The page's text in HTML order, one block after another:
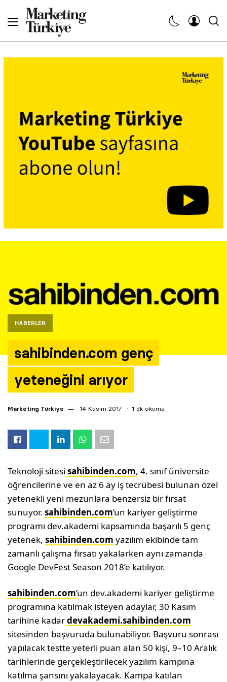
HABERLER
sahibinden.com genç
yeteneğini arıyor
Marketing Türkiye 14 Kasım 2017 1 dk okuma
Teknoloji sitesisahibinden.com,4. sınıf üniversite
öğrencilerine ve en az 6 ay iş tecrübesi bulunan özel
yetenekli yeni mezunlara benzersiz bir fırsat
sunuyor.sahibinden.com’un kariyer geliştirme
programı dev.akademi kapsamında başarılı 5 genç
yetenek,sahibinden.com yazılım ekibinde tam
zamanlı çalışma fırsatı yakalarken aynı zamanda
Google DevFest Season 2018’e katılıyor.
sahibinden.com’un dev.akademi kariyer geliştirme
programına katılmak isteyen adaylar, 30 Kasım
tarihine kadardevakademi.sahibinden.com
sitesinden başvuruda bulunabiliyor. Başvuru sonrası
yapılacak testte yeterli puan alan 50 kişi, 9–10 Aralık
tarihlerinde gerçekleştirilecek yazılım kampına
katılma şansını yakalayacak. Kampa katılan
Dergiler
Etkinlikler